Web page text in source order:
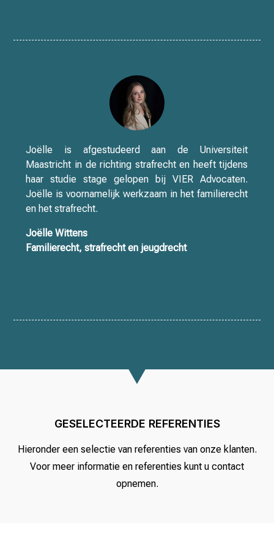
Joëlle is afgestudeerd aan de Universiteit
Maastricht in de richting strafrecht en heeft tijdens
haar studie stage gelopen bij VIER Advocaten.
Joëlle is voornamelijk werkzaam in het familierecht
en het strafrecht.
Joëlle Wittens
Familierecht, strafrecht en jeugdrecht
GESELECTEERDE REFERENTIES
Hieronder een selectie van referenties van onze klanten.
Voor meer informatie en referenties kunt u contact
opnemen.